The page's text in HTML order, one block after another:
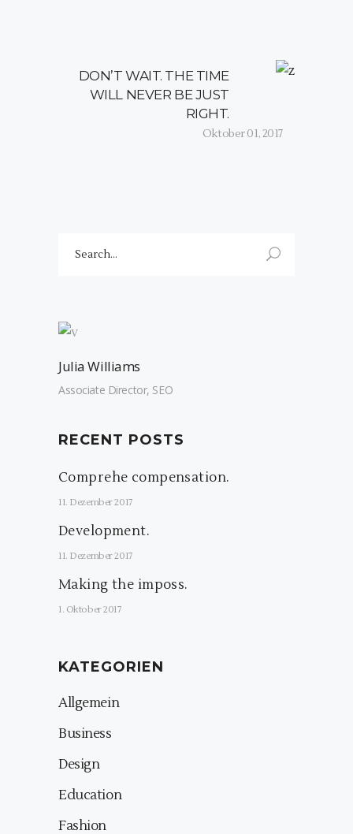
DON’T WAIT. THE TIME
WILL NEVER BE JUST
RIGHT.
Oktober 01, 2017
Julia Williams
Associate Director, SEO
RECENT POSTS
Comprehe compensation.
11. Dezember 2017
Development.
11. Dezember 2017
Making the imposs.
1. Oktober 2017
KATEGORIEN
Allgemein
Business
Design
Education
Fashion